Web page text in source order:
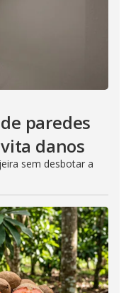
paredes
danos
sem desbotar a